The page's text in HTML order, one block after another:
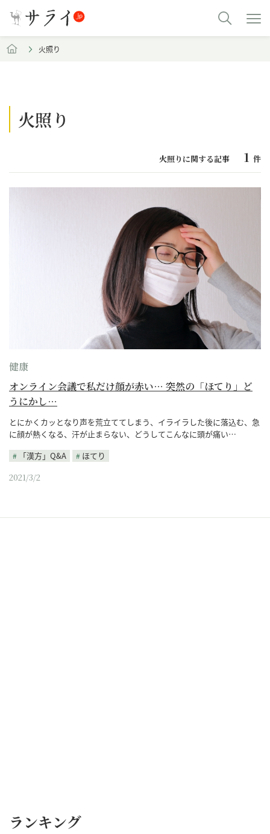
火照り
火照り
火照りに関する記事 1 件
健康
オンライン会議で私だけ顔が赤い… 突然の「ほてり」ど
うにかし…
とにかくカッとなり声を荒立ててしまう、イライラした後に落込む、急
に顔が熱くなる、汗が止まらない、どうしてこんなに頭が痛い…
「漢方」Q&A
ほてり
2021/3/2
ランキング